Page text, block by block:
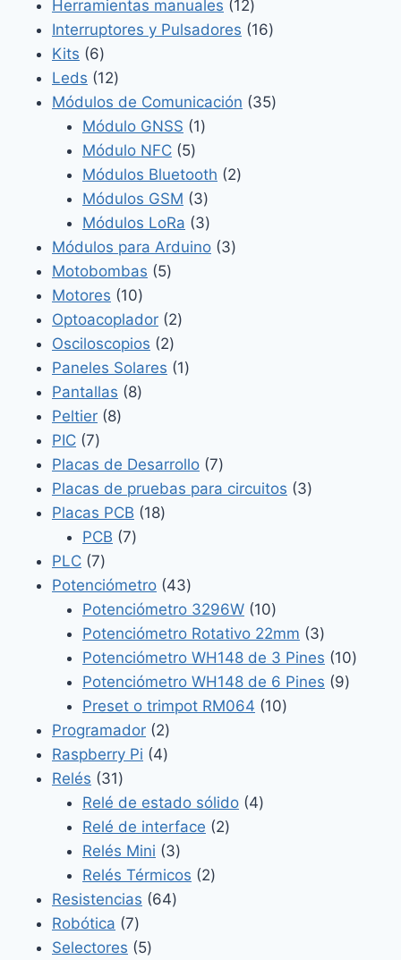
productos
Herramientas manuales 1212
productos
Interruptores y Pulsadores 1616
Kits 66
productos
Leds 1212
productos
Módulos de Comunicación 3535
Módulo GNSS 11
Módulo NFC 55
productos
Módulos Bluetooth 22
Módulos GSM 33
productos
Módulos LoRa 33
productos
Módulos para Arduino 33
Motobombas 55
Motores 1010
productos
Optoacoplador 22
Osciloscopios 22
productos
Paneles Solares 11
Pantallas 88
Peltier 88
PIC 77
productos
Placas de Desarrollo 77
productos
Placas de pruebas para circuitos 33
Placas PCB 1818
PCB 77
PLC 77
productos
Potenciómetro 4343
productos
Potenciómetro 3296W 1010
productos
Potenciómetro Rotativo 22mm 33
productos
Potenciómetro WH148 de 3 Pines 1010
Potenciómetro WH148 de 6 Pines 99
Preset o trimpot RM064 1010
Programador 22
productos
Raspberry Pi 44
Relés 3131
productos
Relé de estado sólido 44
Relé de interface 22
Relés Mini 33
productos
Relés Térmicos 22
Resistencias 6464
Robótica 77
productos
Selectores 55